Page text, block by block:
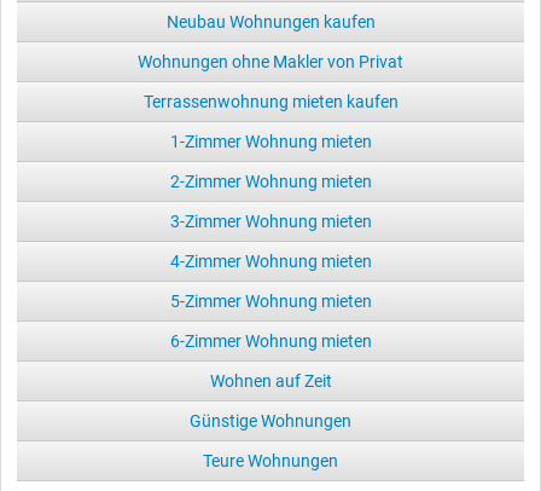
Neubau Wohnungen kaufen
Wohnungen ohne Makler von Privat
Terrassenwohnung mieten kaufen
1-Zimmer Wohnung mieten
2-Zimmer Wohnung mieten
3-Zimmer Wohnung mieten
4-Zimmer Wohnung mieten
5-Zimmer Wohnung mieten
6-Zimmer Wohnung mieten
Wohnen auf Zeit
Günstige Wohnungen
Teure Wohnungen